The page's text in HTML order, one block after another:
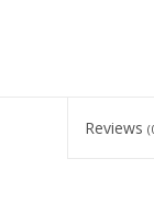
Reviews